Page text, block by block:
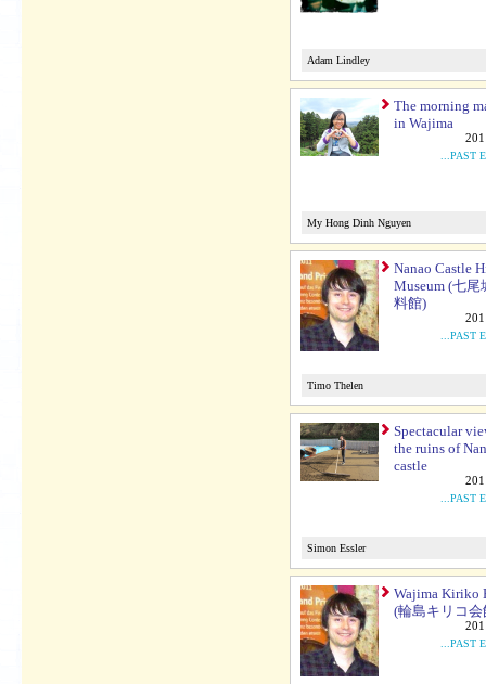
Adam Lindley
The morning
in Wajima
...PAST
My Hong Dinh Nguyen
Nanao Castle
Museum (七尾
料館)
...PAST
Timo Thelen
Spectacular
the ruins of
castle
...PAST
Simon Essler
Wajima Kiriko
(輪島キリコ会
...PAST